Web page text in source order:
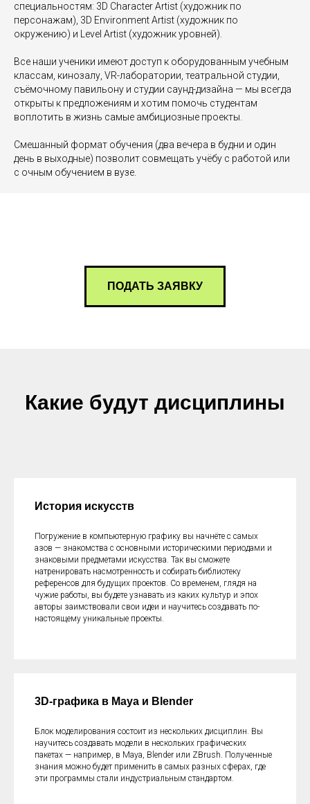
специальностям: 3D Character Artist (художник по
персонажам), 3D Environment Artist (художник по
окружению) и Level Artist (художник уровней).
Все наши ученики имеют доступ к оборудованным учебным
классам, кинозалу, VR-лаборатории, театральной студии,
съёмочному павильону и студии саунд-дизайна — мы всегда
открыты к предложениям и хотим помочь студентам
воплотить в жизнь самые амбициозные проекты.
Смешанный формат обучения (два вечера в будни и один
день в выходные) позволит совмещать учёбу с работой или
с очным обучением в вузе.
ПОДАТЬ ЗАЯВКУ
Какие будут дисциплины
История искусств
Погружение в компьютерную графику вы начнёте с самых
азов — знакомства с основными историческими периодами и
знаковыми предметами искусства. Так вы сможете
натренировать насмотренность и собирать библиотеку
референсов для будущих проектов. Со временем, глядя на
чужие работы, вы будете узнавать из каких культур и эпох
авторы заимствовали свои идеи и научитесь создавать по-
настоящему уникальные проекты.
3D-графика в Maya и Blender
Блок моделирования состоит из нескольких дисциплин. Вы
научитесь создавать модели в нескольких графических
пакетах — например, в Maya, Blender или ZBrush. Полученные
знания можно будет применить в самых разных сферах, где
эти программы стали индустриальным стандартом.